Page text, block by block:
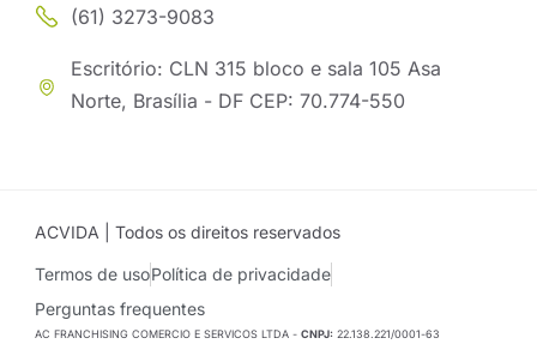
(61) 3273-9083
Escritório: CLN 315 bloco e sala 105 Asa
Norte, Brasília - DF CEP: 70.774-550
ACVIDA | Todos os direitos reservados
Termos de usoPolítica de privacidade
Perguntas frequentes
AC FRANCHISING COMERCIO E SERVICOS LTDA - CNPJ: 22.138.221/0001-63